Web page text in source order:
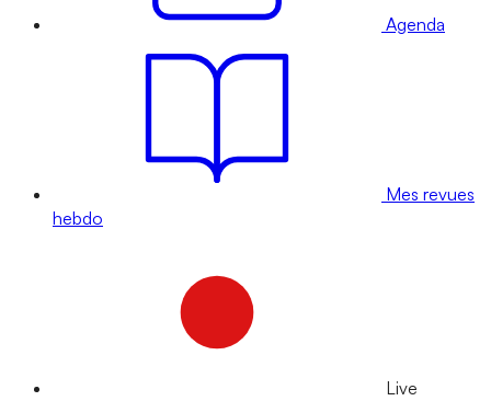
Agenda
Mes revues
hebdo
Live